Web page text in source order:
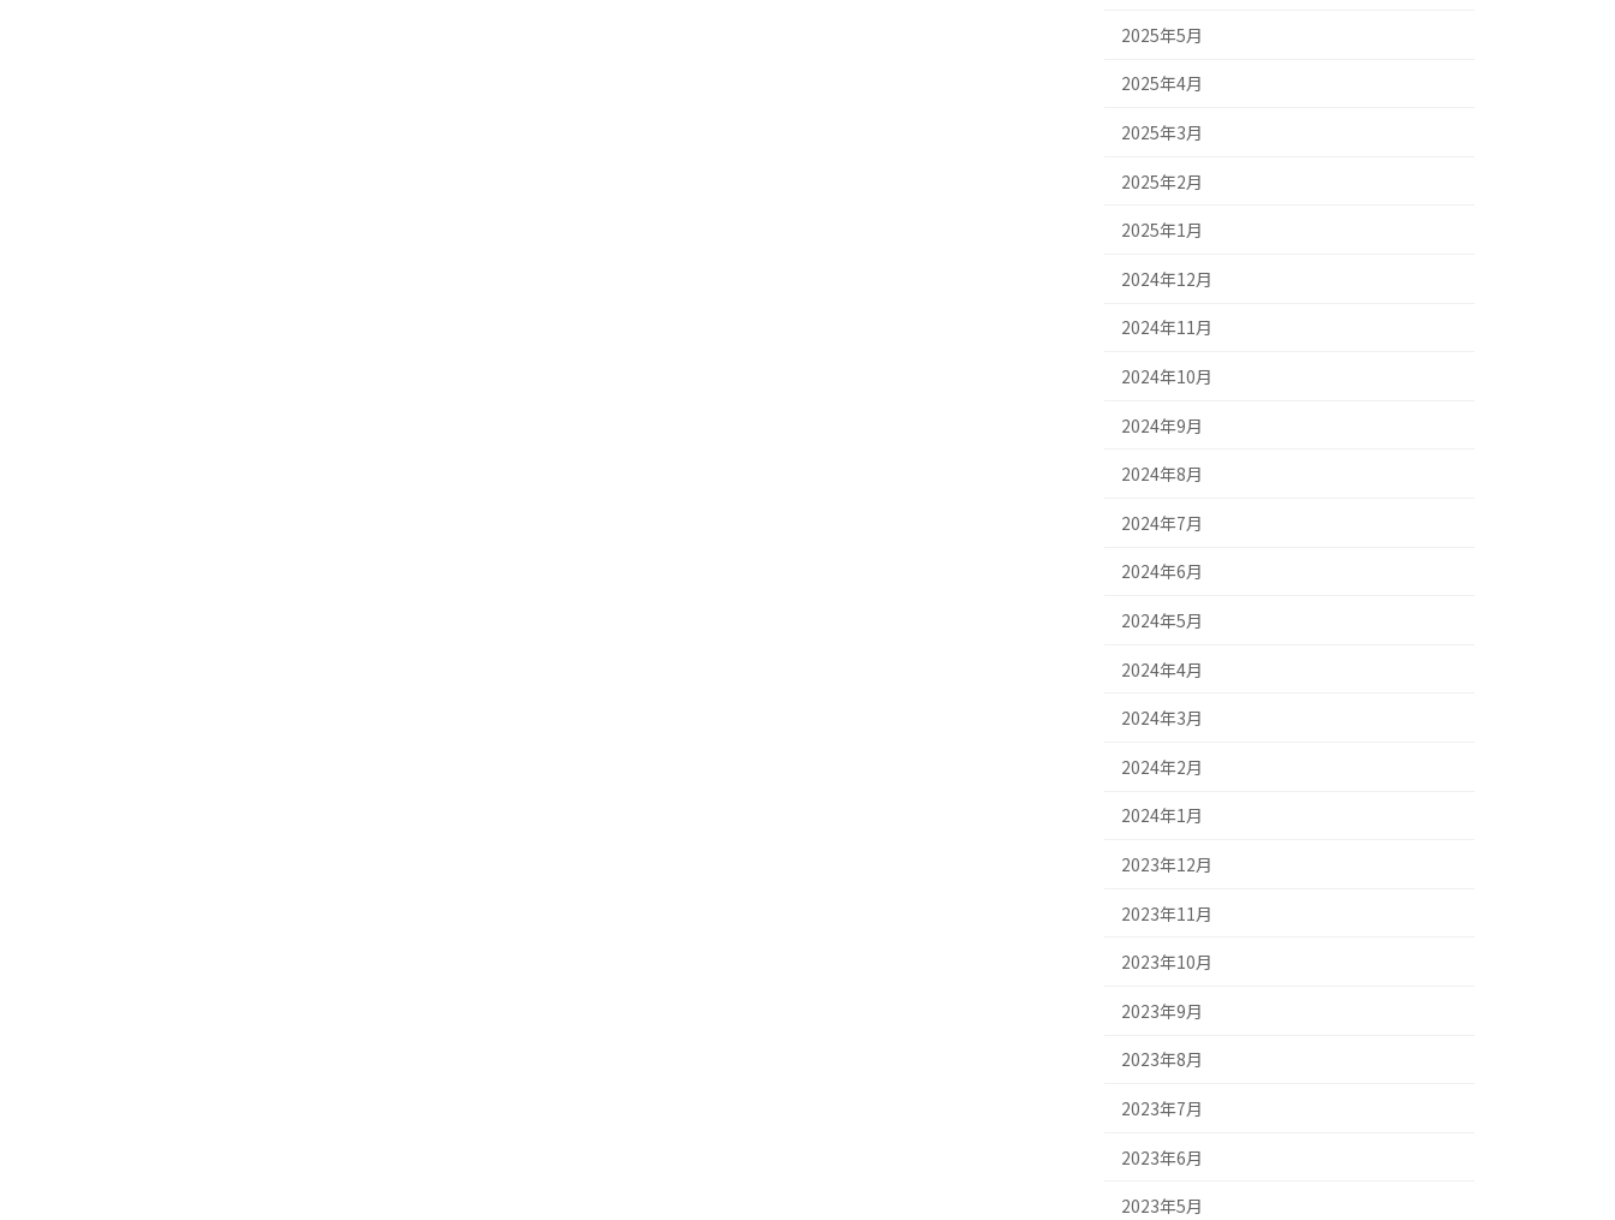
2025年5月
2025年4月
2025年3月
2025年2月
2025年1月
2024年12月
2024年11月
2024年10月
2024年9月
2024年8月
2024年7月
2024年6月
2024年5月
2024年4月
2024年3月
2024年2月
2024年1月
2023年12月
2023年11月
2023年10月
2023年9月
2023年8月
2023年7月
2023年6月
2023年5月